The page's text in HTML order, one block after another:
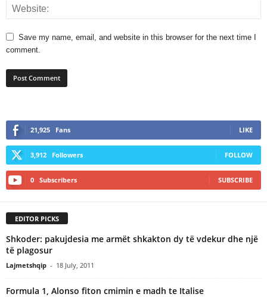
Save my name, email, and website in this browser for the next time I
comment.
21,925 Fans LIKE
3,912 Followers FOLLOW
0 Subscribers SUBSCRIBE
EDITOR PICKS
Shkoder: pakujdesia me armët shkakton dy të vdekur dhe një
të plagosur
Lajmetshqip - 18 July, 2011
Formula 1, Alonso fiton cmimin e madh te Italise